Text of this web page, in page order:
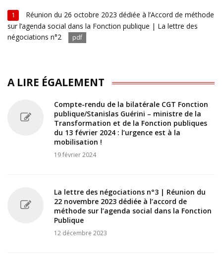
1
Réunion du 26 octobre 2023 dédiée à l’Accord de méthode
sur l’agenda social dans la Fonction publique | La lettre des
négociations n°2
pdf
A LIRE ÉGALEMENT
Compte-rendu de la bilatérale CGT Fonction
publique/Stanislas Guérini – ministre de la
Transformation et de la Fonction publiques
du 13 février 2024 : l’urgence est à la
mobilisation !
19 février 2024
La lettre des négociations n°3 | Réunion du
22 novembre 2023 dédiée à l’accord de
méthode sur l’agenda social dans la Fonction
Publique
12 décembre 2023